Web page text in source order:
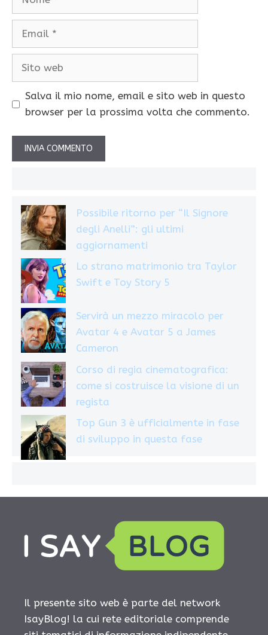
Email
Sito
Salva il mio nome, email e sito web in questo
browser per la prossima volta che commento.
Possibile ritorno per “Il Signore
degli Anelli”: gli ultimi
aggiornamenti
Lo strano matrimonio tra Taylor
Swift e Toy Story 5
Servirà un mezzo miracolo per
Avatar 4 e Avatar 5 a James
Cameron
Corso di regia cinematografica:
come si costruisce la visione di un
regista
Top Gun 3 è ufficialmente in fase
di sviluppo in questa fase
Il presente sito web è parte del network
IsayBlog! la cui rete editoriale comprende